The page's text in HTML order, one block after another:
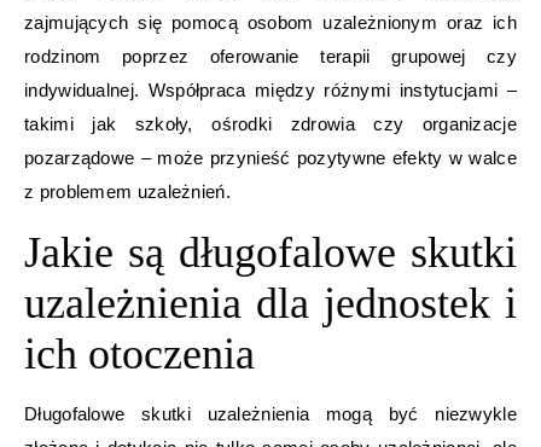
zajmujących się pomocą osobom uzależnionym oraz ich
rodzinom poprzez oferowanie terapii grupowej czy
indywidualnej. Współpraca między różnymi instytucjami –
takimi jak szkoły, ośrodki zdrowia czy organizacje
pozarządowe – może przynieść pozytywne efekty w walce
z problemem uzależnień.
Jakie są długofalowe skutki
uzależnienia dla jednostek i
ich otoczenia
Długofalowe skutki uzależnienia mogą być niezwykle